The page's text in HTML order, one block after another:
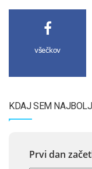
všečkov
KDAJ SEM
Prvi dan